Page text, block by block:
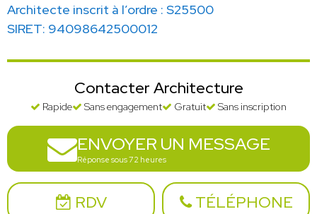
Architecte inscrit à l’ordre : S25500
SIRET: 94098642500012
Contacter Architecture
Rapide Sans engagement Gratuit Sans inscription
ENVOYER UN MESSAGE
Réponse sous 72 heures
RDV TÉLÉPHONE